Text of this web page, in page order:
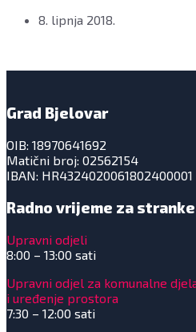
8. lipnja 2018.
Grad Bjelovar
OIB: 18970641692
Matični broj: 02562154
IBAN: HR4324020061802400001
Radno vrijeme za stranke
Upravni odjeli
8:00 – 13:00 sati
Upravni odjel za komunalne
i uređenje prostora
7:30 – 12:00 sati